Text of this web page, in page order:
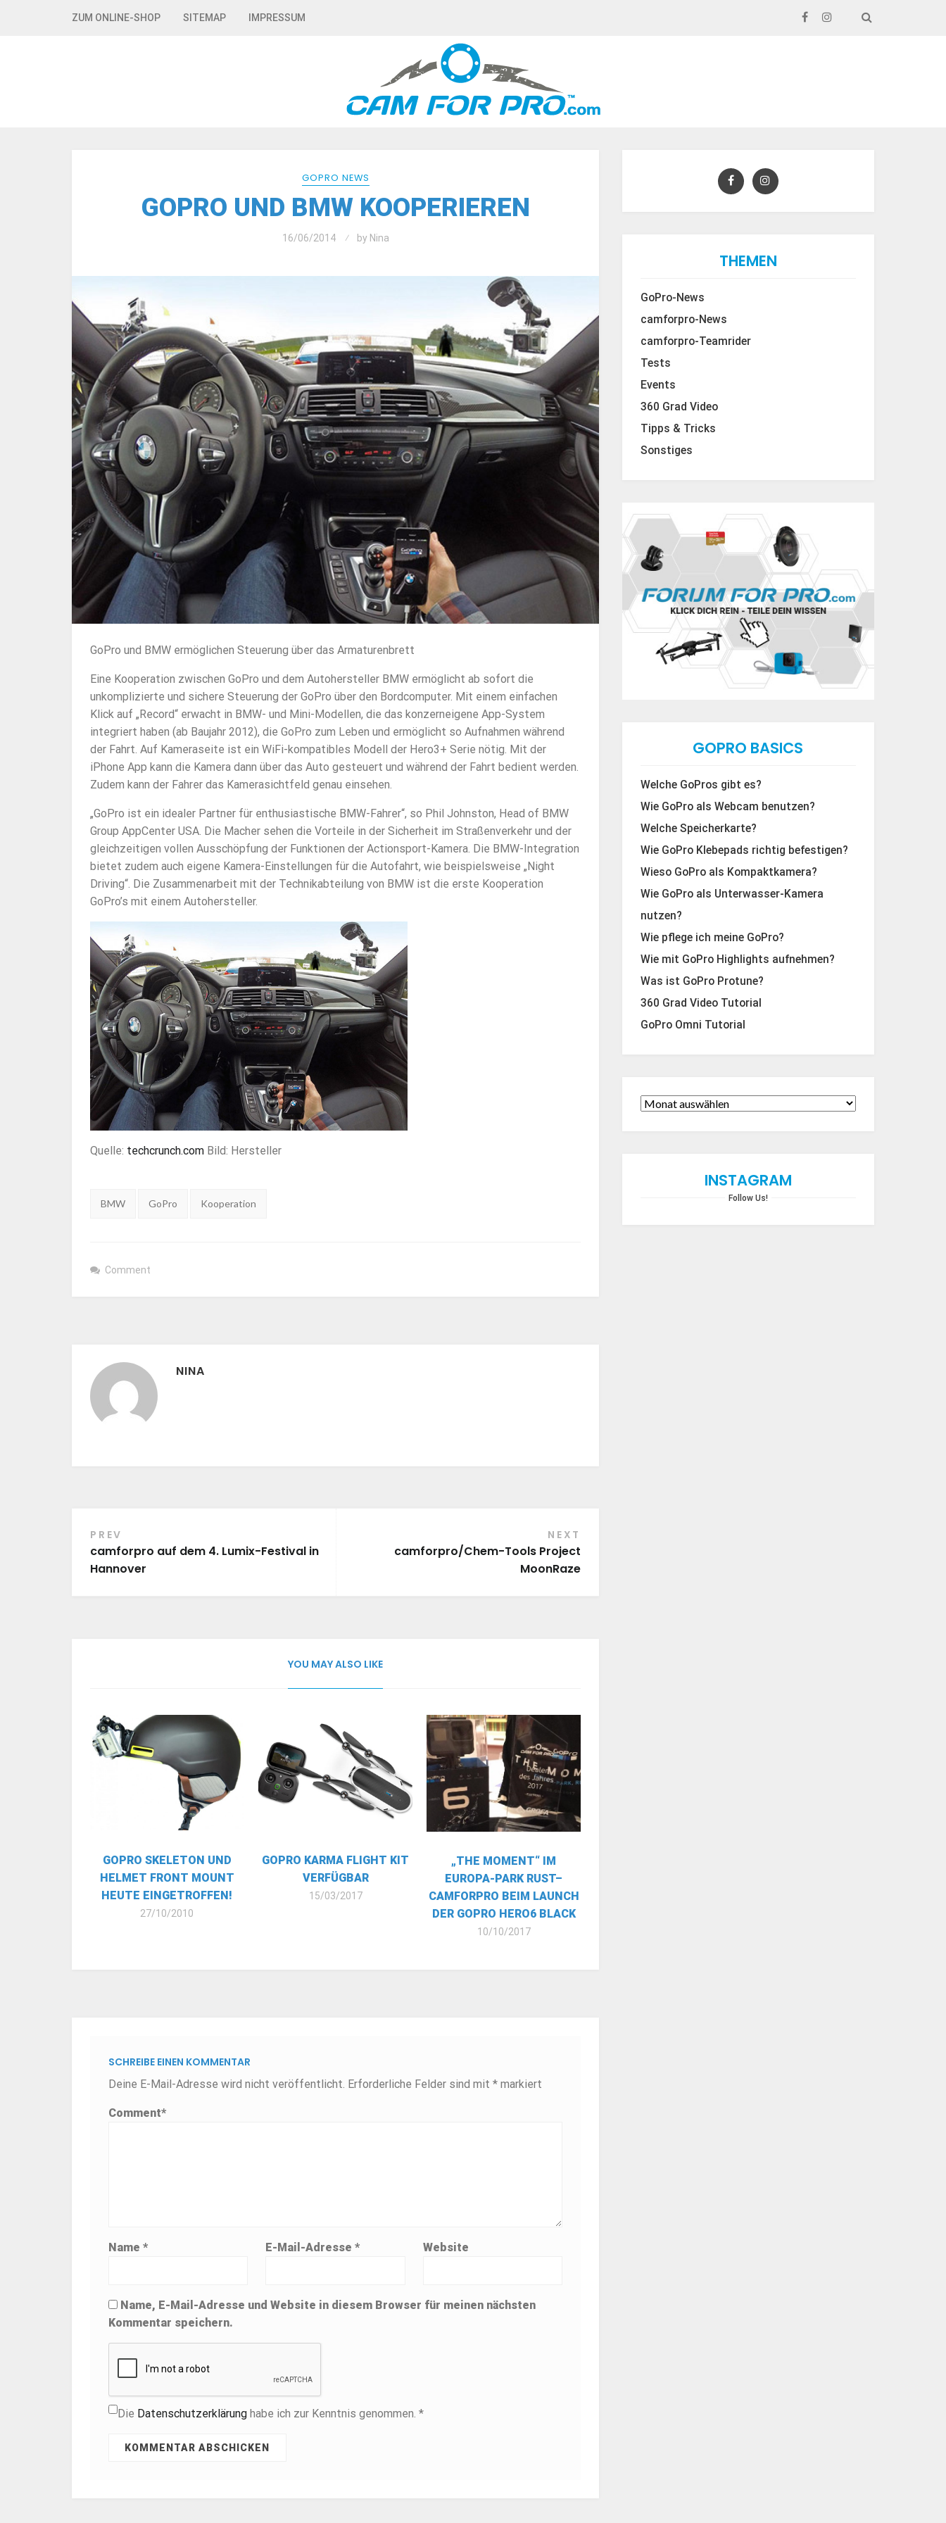
ZUM ONLINE-SHOP SITEMAP IMPRESSUM SEARCH
GOPRO NEWS
GOPRO UND BMW KOOPERIEREN
16/06/2014 by Nina
GoPro und BMW ermöglichen Steuerung über das Armaturenbrett
Eine Kooperation zwischen GoPro und dem Autohersteller BMW ermöglicht ab sofort die
unkomplizierte und sichere Steuerung der GoPro über den Bordcomputer. Mit einem einfachen
Klick auf „Record“ erwacht in BMW- und Mini-Modellen, die das konzerneigene App-System
integriert haben (ab Baujahr 2012), die GoPro zum Leben und ermöglicht so Aufnahmen während
der Fahrt. Auf Kameraseite ist ein WiFi-kompatibles Modell der Hero3+ Serie nötig. Mit der
iPhone App kann die Kamera dann über das Auto gesteuert und während der Fahrt bedient werden.
Zudem kann der Fahrer das Kamerasichtfeld genau einsehen.
„GoPro ist ein idealer Partner für enthusiastische BMW-Fahrer“, so Phil Johnston, Head of BMW
Group AppCenter USA. Die Macher sehen die Vorteile in der Sicherheit im Straßenverkehr und der
gleichzeitigen vollen Ausschöpfung der Funktionen der Actionsport-Kamera. Die BMW-Integration
bietet zudem auch eigene Kamera-Einstellungen für die Autofahrt, wie beispielsweise „Night
Driving“. Die Zusammenarbeit mit der Technikabteilung von BMW ist die erste Kooperation
GoPro’s mit einem Autohersteller.
Quelle: techcrunch.com Bild: Hersteller
Tags:
BMW GoPro Kooperation
Comment
NINA
Beitragsnavigation
PREV
camforpro auf dem 4. Lumix-Festival in
Hannover
NEXT
camforpro/Chem-Tools Project
MoonRaze
YOU MAY ALSO LIKE
GOPRO SKELETON UND
HELMET FRONT MOUNT
HEUTE EINGETROFFEN!
27/10/2010
GOPRO KARMA FLIGHT KIT
VERFÜGBAR
15/03/2017
„THE MOMENT“ IM
EUROPA-PARK RUST–
CAMFORPRO BEIM LAUNCH
DER GOPRO HERO6 BLACK
10/10/2017
SCHREIBE EINEN KOMMENTAR
Deine E-Mail-Adresse wird nicht veröffentlicht. Erforderliche Felder sind mit *markiert
Comment*
Name * E-Mail-Adresse* Website
Name, E-Mail-Adresse und Website in diesem Browser für meinen nächsten
Kommentar speichern.
Die Datenschutzerklärung habe ich zur Kenntnis genommen. *
THEMEN
GoPro-News
camforpro-News
camforpro-Teamrider
Tests
Events
360 Grad Video
Tipps & Tricks
Sonstiges
GOPRO BASICS
Welche GoPros gibt es?
Wie GoPro als Webcam benutzen?
Welche Speicherkarte?
Wie GoPro Klebepads richtig befestigen?
Wieso GoPro als Kompaktkamera?
Wie GoPro als Unterwasser-Kamera
nutzen?
Wie pflege ich meine GoPro?
Wie mit GoPro Highlights aufnehmen?
Was ist GoPro Protune?
360 Grad Video Tutorial
GoPro Omni Tutorial
INSTAGRAM
Follow Us!